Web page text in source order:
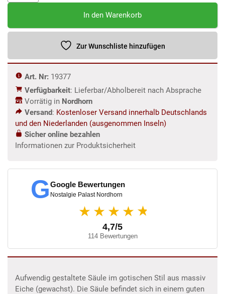
Gotisch
1,40
Menge
In den Warenkorb
Zur Wunschliste hinzufügen
Art. Nr: 19377
Verfügbarkeit: Lieferbar/Abholbereit nach Absprache
Vorrätig in Nordhorn
Versand: Kostenloser Versand innerhalb Deutschlands
und den Niederlanden (ausgenommen Inseln)
Sicher online bezahlen
Informationen zur Produktsicherheit
GGoogle Bewertungen
Nostalgie Palast Nordhorn
★★★★ ★
4,7/5
114 Bewertungen
Aufwendig gestaltete Säule im gotischen Stil aus massiv
Eiche (gewachst). Die Säule befindet sich in einem guten